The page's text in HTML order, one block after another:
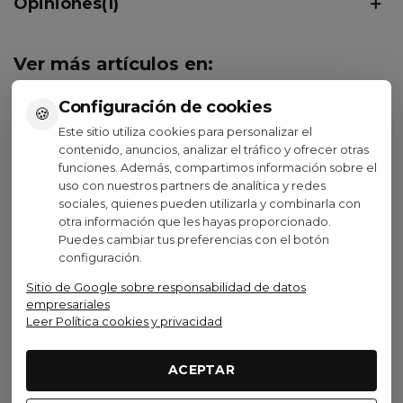
🍪 Configuración de cookies
Este sitio utiliza cookies para personalizar el
contenido, anuncios, analizar el tráfico y ofrecer otras
funciones. Además, compartimos información sobre el
uso con nuestros partners de analítica y redes
sociales, quienes pueden utilizarla y combinarla con
otra información que les hayas proporcionado.
Puedes cambiar tus preferencias con el botón
configuración.
Sitio de Google sobre responsabilidad de datos
empresariales
Leer Política cookies y privacidad
ACEPTAR
Ver más artículos en:
Calcetines Gobik Gobik Equipos
Gobik Ineos Team Vestuario equipos
8 otros productos en la misma
categoría:
Performance Corporate
Crew